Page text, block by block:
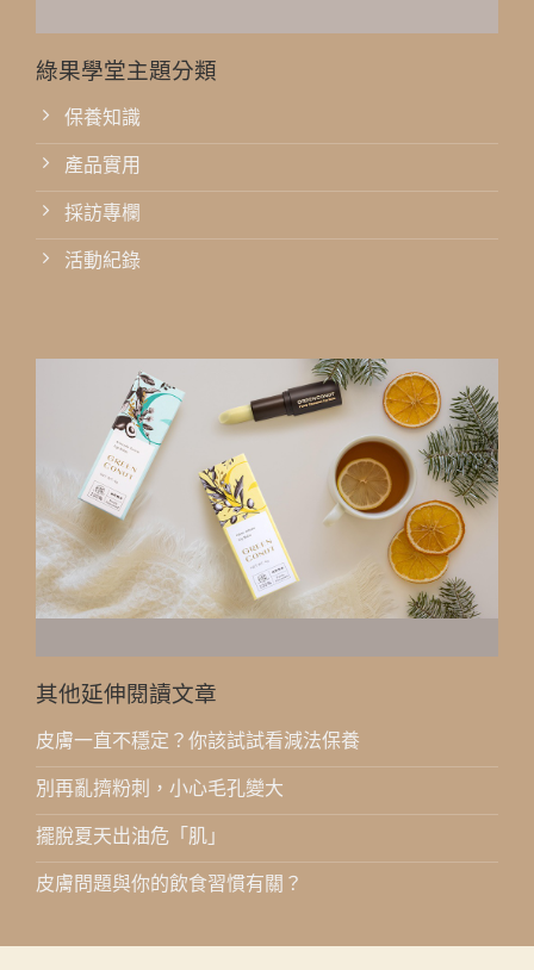
綠果學堂主題分類
保養知識
產品實用
採訪專欄
活動紀錄
其他延伸閱讀文章
皮膚一直不穩定？你該試試看減法保養
別再亂擠粉刺，小心毛孔變大
擺脫夏天出油危「肌」
皮膚問題與你的飲食習慣有關？